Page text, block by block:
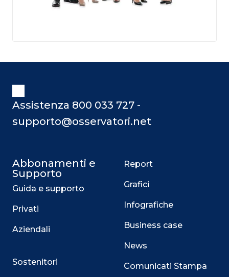
Assistenza 800 033 727 -
supporto@osservatori.net
Abbonamenti e
Supporto
Guida e supporto
Privati
Aziendali
Sostenitori
Report
Grafici
Infografiche
Business case
News
Comunicati Stampa